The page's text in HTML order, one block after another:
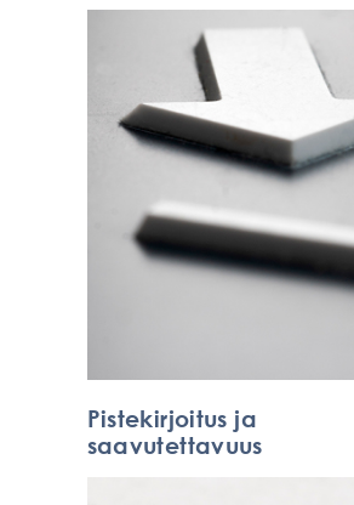
Pistekirjoitus ja
saavutettavuus